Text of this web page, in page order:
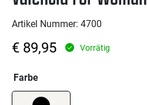
Artikel Nummer: 4700
€ 89,95 Vorrätig
Farbe